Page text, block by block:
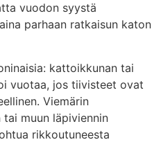
vuodon syystä
parhaan ratkaisun katon
kattoikkunan tai
vuotaa, jos tiivisteet ovat
Viemärin
muun läpiviennin
rikkoutuneesta